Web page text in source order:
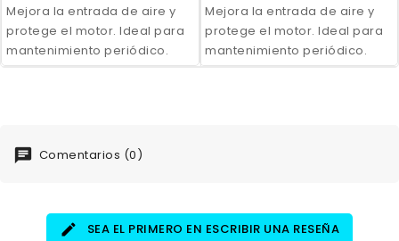
Mejora la entrada de aire y
protege el motor. Ideal para
mantenimiento periódico.
Mejora la entrada de aire y
protege el motor. Ideal para
mantenimiento periódico.
Comentarios (0)
SEA EL PRIMERO EN ESCRIBIR UNA RESEÑA